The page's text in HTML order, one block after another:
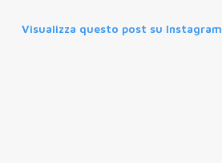
Visualizza questo post su Instagram